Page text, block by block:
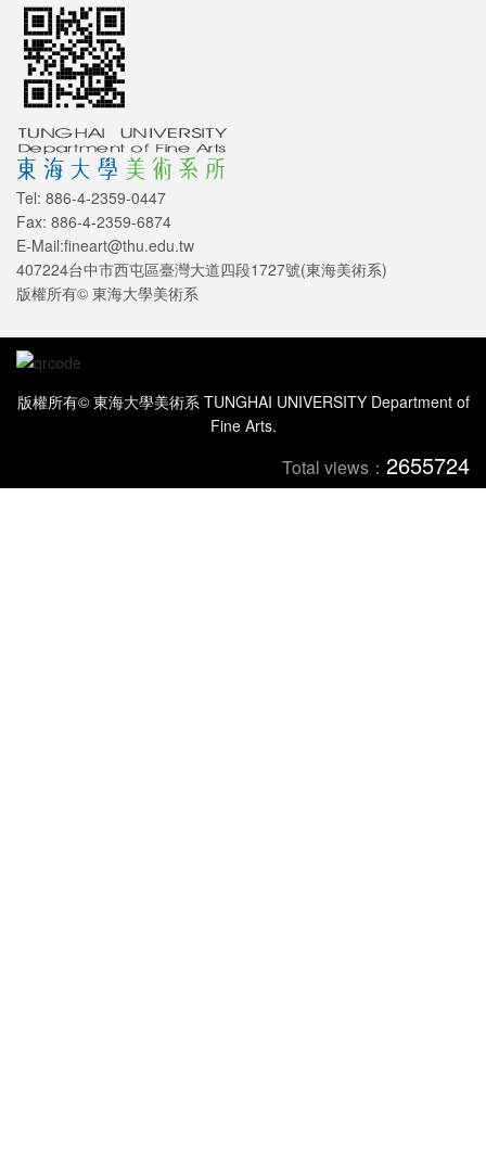
Tel: 886-4-2359-0447
Fax: 886-4-2359-6874
E-Mail:fineart@thu.edu.tw
407224台中市西屯區臺灣大道四段1727號(東海美術系)
版權所有© 東海大學美術系
版權所有© 東海大學美術系 TUNGHAI UNIVERSITY Department of
Fine Arts.
Total views： 2655724